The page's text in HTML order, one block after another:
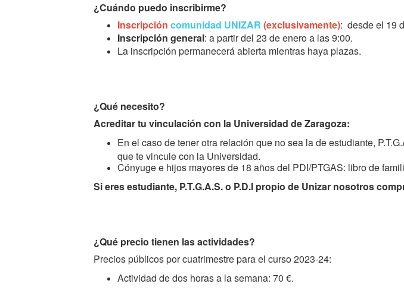
¿Cuándo puedo inscribirme?
Inscripción comunidad UNIZAR (exclusivamente): desde el 19
Inscripción general: a partir del 23 de enero a las 9:00.
La inscripción permanecerá abierta mientras haya plazas.
¿Qué necesito?
Acreditar tu vinculación con la Universidad de Zaragoza:
En el caso de tener otra relación que no sea la de estudiante,
que te vincule con la Universidad.
Cónyuge e hijos mayores de 18 años del PDI/PTGAS: libro de
Si eres estudiante, P.T.G.A.S. o P.D.I propio de Unizar nosotros
¿Qué precio tienen las actividades?
Precios públicos por cuatrimestre para el curso 2023-24:
Actividad de dos horas a la semana: 70 €.